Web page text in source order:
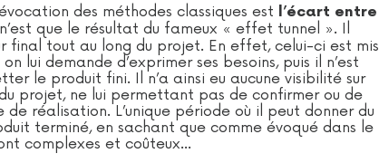
des méthodes classiques est l’écart entre
que le résultat du fameux « effet tunnel ». Il
final tout au long du projet. En effet, celui-ci est mis
lui demande d’exprimer ses besoins, puis il n’est
le produit fini. Il n’a ainsi eu aucune visibilité sur
projet, ne lui permettant pas de confirmer ou de
réalisation. L’unique période où il peut donner du
terminé, en sachant que comme évoqué dans le
complexes et coûteux…